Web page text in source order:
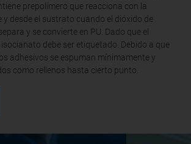
prepolímero que reacciona con la
y desde el sustrato cuando el dióxido de
y se convierte en PU. Dado que el
debe ser etiquetado. Debido a que
adhesivos se espuman mínimamente y
como rellenos hasta cierto punto.